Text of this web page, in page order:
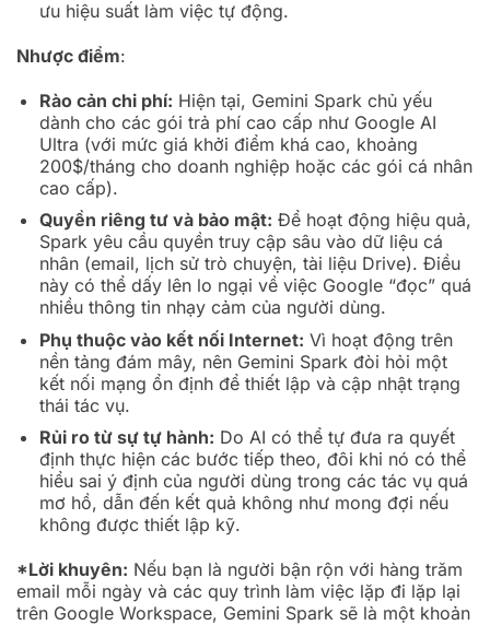
ưu hiệu suất làm việc tự động.
Nhược điểm:
Rào cản chi phí: Hiện tại, Gemini Spark chủ yếu
dành cho các gói trả phí cao cấp như Google AI
Ultra (với mức giá khởi điểm khá cao, khoảng
200$/tháng cho doanh nghiệp hoặc các gói cá nhân
cao cấp).
Quyền riêng tư và bảo mật: Để hoạt động hiệu quả,
Spark yêu cầu quyền truy cập sâu vào dữ liệu cá
nhân (email, lịch sử trò chuyện, tài liệu Drive). Điều
này có thể dấy lên lo ngại về việc Google “đọc” quá
nhiều thông tin nhạy cảm của người dùng.
Phụ thuộc vào kết nối Internet: Vì hoạt động trên
nền tảng đám mây, nên Gemini Spark đòi hỏi một
kết nối mạng ổn định để thiết lập và cập nhật trạng
thái tác vụ.
Rủi ro từ sự tự hành: Do AI có thể tự đưa ra quyết
định thực hiện các bước tiếp theo, đôi khi nó có thể
hiểu sai ý định của người dùng trong các tác vụ quá
mơ hồ, dẫn đến kết quả không như mong đợi nếu
không được thiết lập kỹ.
*Lời khuyên: Nếu bạn là người bận rộn với hàng trăm
email mỗi ngày và các quy trình làm việc lặp đi lặp lại
trên Google Workspace, Gemini Spark sẽ là một khoản